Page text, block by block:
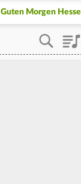
Guten Morgen